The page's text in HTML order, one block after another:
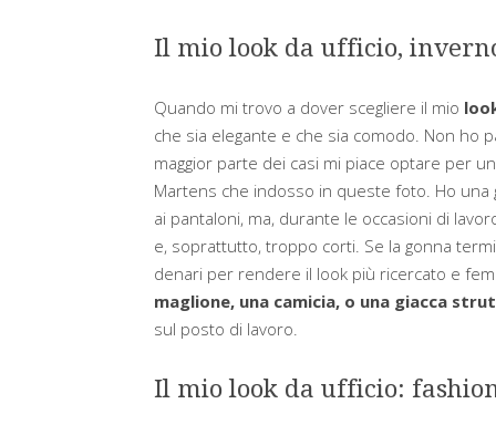
Il mio look da ufficio,
Quando mi trovo a dover scegliere il mio
che sia elegante e che sia comodo. Non ho
maggior parte dei casi mi piace optare per
Martens che indosso in queste foto. Ho
ai pantaloni, ma, durante le occasioni di
e, soprattutto, troppo corti. Se la gonna
denari per rendere il look più ricercato e
maglione, una camicia, o una giacca
sul posto di lavoro.
Il mio look da ufficio: